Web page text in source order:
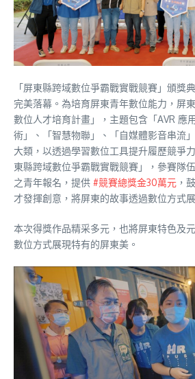
「屏東縣跨域數位爭霸戰實戰競賽」頒獎
完美落幕。為培育屏東青年數位能力，屏
數位人才培育計畫」，主題包含「AVR 應
術」、「智慧物聯」、「自媒體影音串流
大類，以透過學習數位工具提升履歷競爭
東縣跨域數位爭霸戰實戰競賽」，參賽隊
之青年報名，提供 #競賽總獎金30萬元 ，
才發揮創意，將屏東的故事透過數位方式
本次得獎作品精采多元，也將屏東特色及
數位方式展現特有的屏東美。